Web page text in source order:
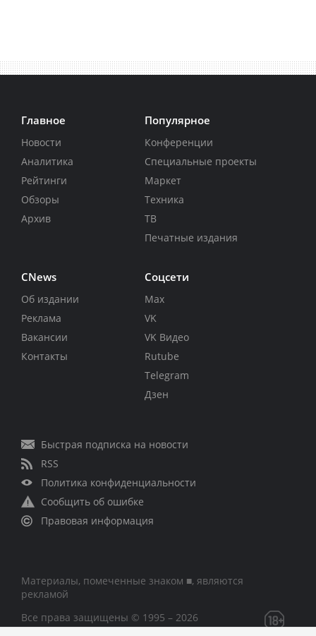
Главное
Новости
Аналитика
Рейтинги
Обзоры
Архив
Популярное
Конференции
Специальные проекты
Маркет
Техника
ТВ
Печатные издания
CNews
Об издании
Реклама
Вакансии
Контакты
Соцсети
Max
VK
VK Видео
Rutube
Telegram
Дзен
Быстрая подписка на новости
RSS
Политика конфиденциальности
Сообщить об ошибке
Правовая информация
Материалы, помеченные знаком ■, являются
рекламой
Все права защищены © 1995 – 2026